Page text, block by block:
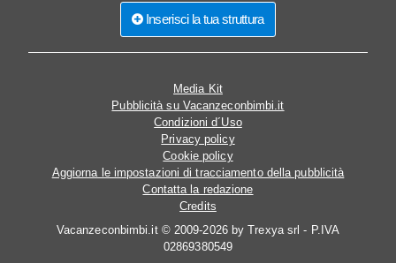
Inserisci la tua struttura
Media Kit
Pubblicità su Vacanzeconbimbi.it
Condizioni d´Uso
Privacy policy
Cookie policy
Aggiorna le impostazioni di tracciamento della pubblicità
Contatta la redazione
Credits
Vacanzeconbimbi.it © 2009-2026 by Trexya srl - P.IVA
02869380549